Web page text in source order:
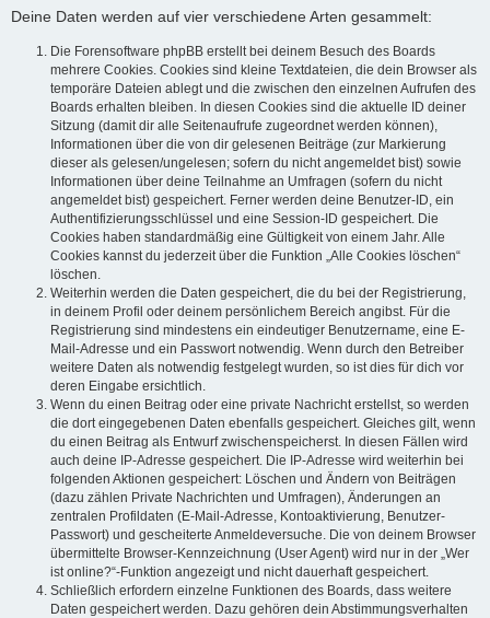
Deine Daten werden auf vier verschiedene Arten gesammelt:
Die Forensoftware phpBB erstellt bei deinem Besuch des Boards
mehrere Cookies. Cookies sind kleine Textdateien, die dein Browser als
temporäre Dateien ablegt und die zwischen den einzelnen Aufrufen des
Boards erhalten bleiben. In diesen Cookies sind die aktuelle ID deiner
Sitzung (damit dir alle Seitenaufrufe zugeordnet werden können),
Informationen über die von dir gelesenen Beiträge (zur Markierung
dieser als gelesen/ungelesen; sofern du nicht angemeldet bist) sowie
Informationen über deine Teilnahme an Umfragen (sofern du nicht
angemeldet bist) gespeichert. Ferner werden deine Benutzer-ID, ein
Authentifizierungsschlüssel und eine Session-ID gespeichert. Die
Cookies haben standardmäßig eine Gültigkeit von einem Jahr. Alle
Cookies kannst du jederzeit über die Funktion „Alle Cookies löschen“
löschen.
Weiterhin werden die Daten gespeichert, die du bei der Registrierung,
in deinem Profil oder deinem persönlichem Bereich angibst. Für die
Registrierung sind mindestens ein eindeutiger Benutzername, eine E-
Mail-Adresse und ein Passwort notwendig. Wenn durch den Betreiber
weitere Daten als notwendig festgelegt wurden, so ist dies für dich vor
deren Eingabe ersichtlich.
Wenn du einen Beitrag oder eine private Nachricht erstellst, so werden
die dort eingegebenen Daten ebenfalls gespeichert. Gleiches gilt, wenn
du einen Beitrag als Entwurf zwischenspeicherst. In diesen Fällen wird
auch deine IP-Adresse gespeichert. Die IP-Adresse wird weiterhin bei
folgenden Aktionen gespeichert: Löschen und Ändern von Beiträgen
(dazu zählen Private Nachrichten und Umfragen), Änderungen an
zentralen Profildaten (E-Mail-Adresse, Kontoaktivierung, Benutzer-
Passwort) und gescheiterte Anmeldeversuche. Die von deinem Browser
übermittelte Browser-Kennzeichnung (User Agent) wird nur in der „Wer
ist online?“-Funktion angezeigt und nicht dauerhaft gespeichert.
Schließlich erfordern einzelne Funktionen des Boards, dass weitere
Daten gespeichert werden. Dazu gehören dein Abstimmungsverhalten